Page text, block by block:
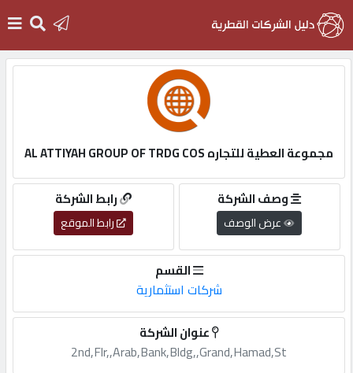
التسجيل
English
أضف
مجموعة العطية للتجاره AL ATTIYAH GROUP OF TRDG COS
رابط الشركة
رابط الموقع
وصف الشركة
عرض الوصف
القسم
شركات استثمارية
عنوان الشركة
2nd,Flr,,Arab,Bank,Bldg,,Grand,Hamad,St